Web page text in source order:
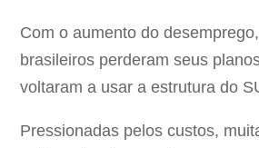
Com o aumento do
brasileiros perderam seus
voltaram a usar a estrutura do
Pressionadas pelos custos,